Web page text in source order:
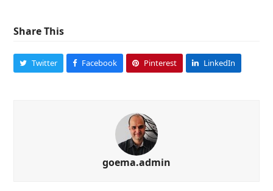
Share This
Twitter Facebook Pinterest LinkedIn
goema.admin